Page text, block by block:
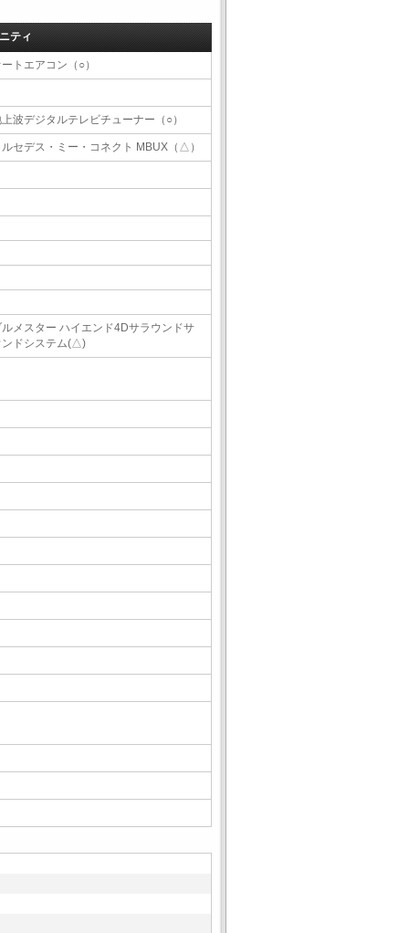
ティ
トエアコン（○）
波デジタルテレビチューナー（○）
セデス・ミー・コネクト MBUX（△）
メスター ハイエンド4Dサラウンドサ
ンドシステム(△)